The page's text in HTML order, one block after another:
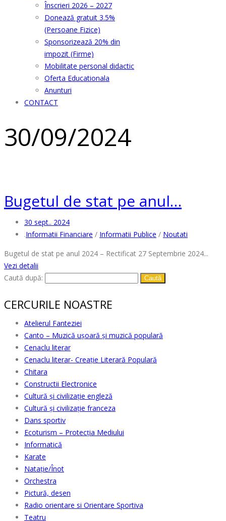
Înscrieri 2026 – 2027
Donează gratuit 3.5%
(Persoane Fizice)
Sponsorizează 20% din
impozit (Firme)
Mobilitate personal didactic
Oferta Educationala
Anunturi
CONTACT
30/09/2024
Bugetul de stat pe anul…
30 sept.. 2024
.Informatii Financiare / Informatii Publice / Noutati
Bugetul de stat pe anul 2024 – Rectificat 27 Septembrie 2024...
Vezi detalii
Caută după:
CERCURILE NOASTRE
Atelierul Fanteziei
Canto – Muzică ușoară și muzică populară
Cenaclu literar
Cenaclu literar- Creație Literară Populară
Chitara
Constructii Electronice
Cultură şi civilizaţie engleză
Cultură şi civilizaţie franceza
Dans sportiv
Ecoturism – Protecția Mediului
Informatică
Karate
Natație/Înot
Orchestra
Pictură, desen
Radio orientare si Orientare Sportiva
Teatru